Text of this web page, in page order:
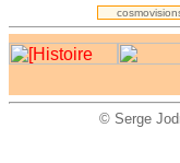
© Serge